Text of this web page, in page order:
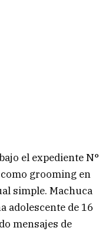
el expediente N°
grooming en
simple. Machuca
adolescente de 16
mensajes de